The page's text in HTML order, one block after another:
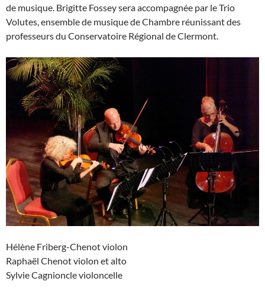
de musique. Brigitte Fossey sera accompagnée par le Trio
Volutes, ensemble de musique de Chambre réunissant des
professeurs du Conservatoire Régional de Clermont.
Hélène Friberg-Chenot violon
Raphaël Chenot violon et alto
Sylvie Cagnioncle violoncelle